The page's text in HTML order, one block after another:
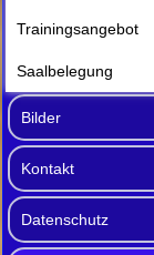
Trainingsangebot
Saalbelegung
Bilder
Kontakt
Datenschutz